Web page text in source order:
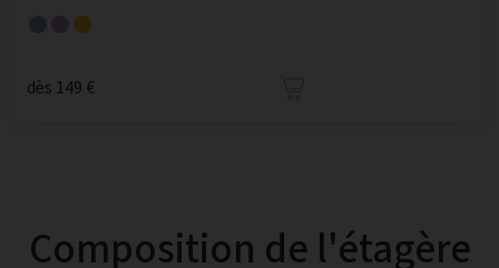
dès 149 €
Composition de l'étagère